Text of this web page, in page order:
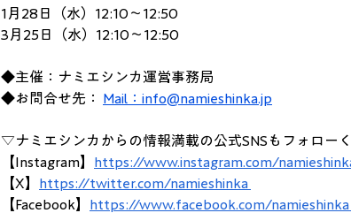
1月28日（水）12:10～12:50
3月25日（水）12:10～12:50
◆主催：ナミエシンカ運営事務局
◆お問合せ先： Mail：info@namieshinka.jp
▽ナミエシンカからの情報満載の公式SNSもフォローく
【Instagram】 https://www.instagram.com/
【X】 https://twitter.com/namieshinka
【Facebook】 https://www.facebook.com/namieshinka